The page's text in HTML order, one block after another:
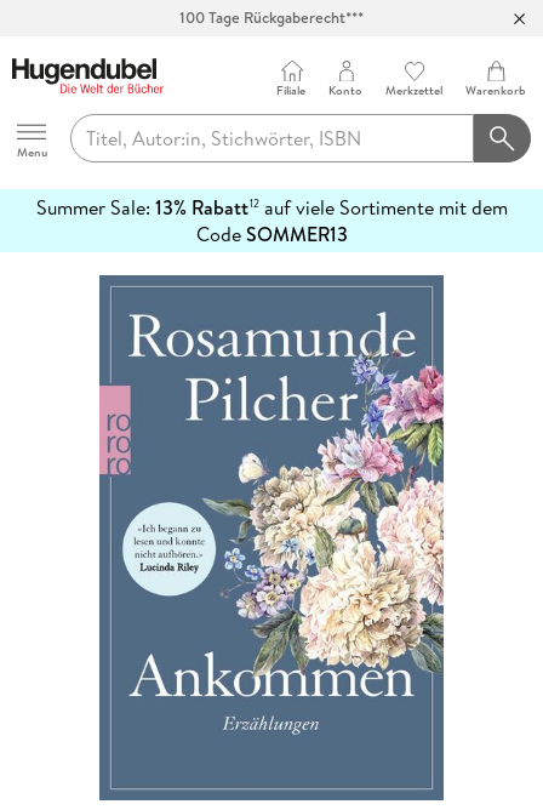
100 Tage Rückgaberecht***
Hugendubel
Menu
Filiale Konto Merkzettel Warenkorb
Summer Sale: 13% Rabatt12auf viele Sortimente mit dem
CodeSOMMER13
erfahren